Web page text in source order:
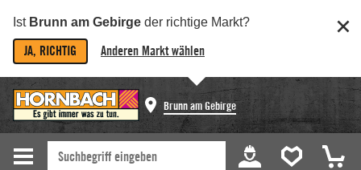
Ist Brunn am Gebirge der richtige Markt?
JA, RICHTIG Anderen Markt wählen
Brunn am Gebirge